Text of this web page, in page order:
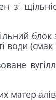
зі
води (смак